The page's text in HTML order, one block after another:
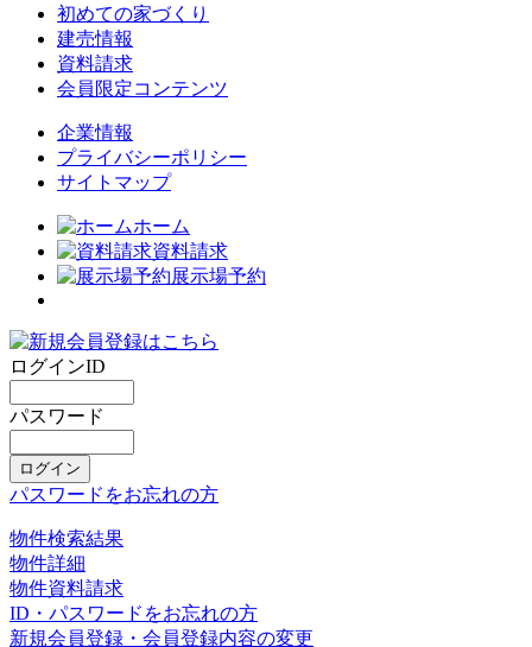
初めての家づくり
建売情報
資料請求
会員限定コンテンツ
企業情報
プライバシーポリシー
サイトマップ
ホーム
資料請求
展示場予約
ログインID
パスワード
パスワードをお忘れの方
物件検索結果
物件詳細
物件資料請求
ID・パスワードをお忘れの方
新規会員登録・会員登録内容の変更